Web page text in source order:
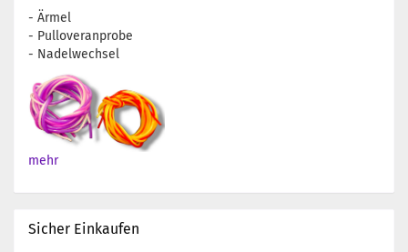
- Ärmel
- Pulloveranprobe
- Nadelwechsel
mehr
Sicher Einkaufen